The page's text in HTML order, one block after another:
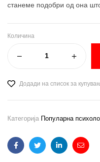
станеме подобри од она
Количина
Додади на список за
Категорија Популарна
FacebookTwitterLinkedinEmail